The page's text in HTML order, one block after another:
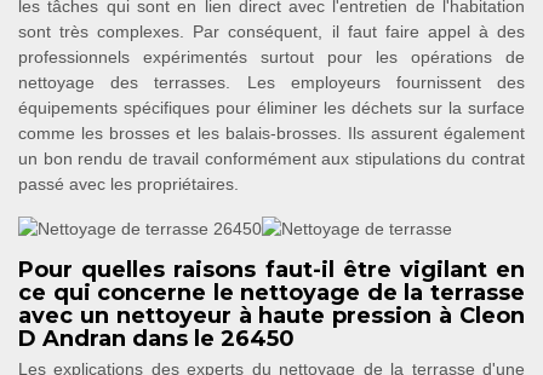
les tâches qui sont en lien direct avec l'entretien de l'habitation
sont très complexes. Par conséquent, il faut faire appel à des
professionnels expérimentés surtout pour les opérations de
nettoyage des terrasses. Les employeurs fournissent des
équipements spécifiques pour éliminer les déchets sur la surface
comme les brosses et les balais-brosses. Ils assurent également
un bon rendu de travail conformément aux stipulations du contrat
passé avec les propriétaires.
Pour quelles raisons faut-il être vigilant en
ce qui concerne le nettoyage de la terrasse
avec un nettoyeur à haute pression à Cleon
D Andran dans le 26450
Les explications des experts du nettoyage de la terrasse d'une